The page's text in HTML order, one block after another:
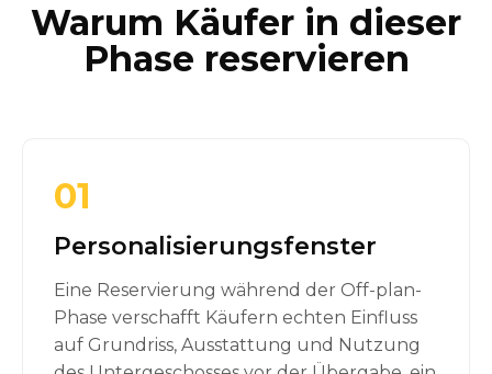
Warum Käufer in dieser
Phase reservieren
01
Personalisierungsfenster
Eine Reservierung während der Off-plan-
Phase verschafft Käufern echten Einfluss
auf Grundriss, Ausstattung und Nutzung